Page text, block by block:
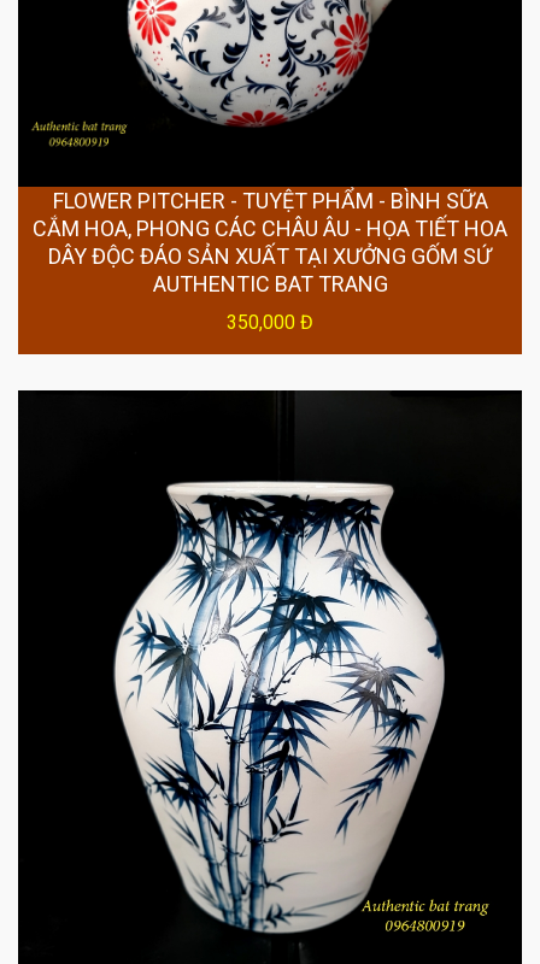
FLOWER PITCHER - TUYỆT PHẨM - BÌNH SỮA
CẮM HOA, PHONG CÁC CHÂU ÂU - HỌA TIẾT HOA
DÂY ĐỘC ĐÁO SẢN XUẤT TẠI XƯỞNG GỐM SỨ
AUTHENTIC BAT TRANG
350,000 Đ